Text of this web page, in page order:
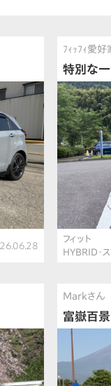
ﾌｨｯﾌｨ愛好
特別な
フィット
HYBRID・
Markさん
富嶽百景